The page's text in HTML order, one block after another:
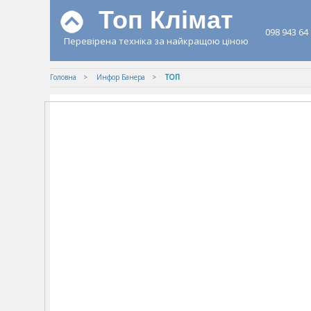
Топ Клімат
Перевірена техніка за найкращою ціною
098 943 64
Головна Инфор Банера ТОП